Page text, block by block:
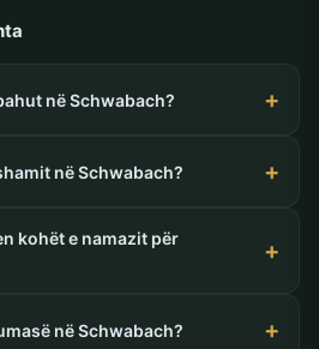
në Schwabach?
në Schwabach?
kohët e namazit për
në Schwabach?